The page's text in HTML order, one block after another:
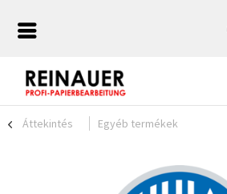
Áttekintés Egyéb termékek